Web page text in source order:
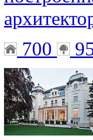
700